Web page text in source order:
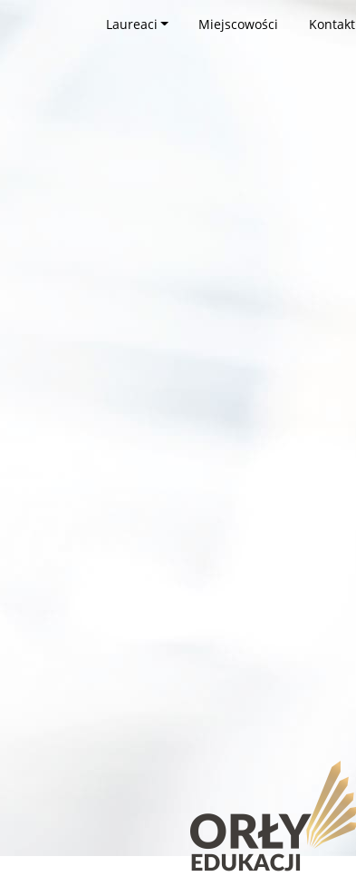
Laureaci Miejscowości Kontakt